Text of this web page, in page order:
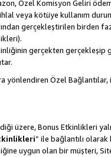
Özel Komisyon Geliri
ihlal veya kötüye kullanım
gerçekleştirilen
gerçekten gerçekleşip
yönlendiren Özel
üzere, Bonus Etkinlikleri
” ile bağlantılı olarak
uygun olan bir müşteri,